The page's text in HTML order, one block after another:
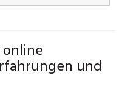
und